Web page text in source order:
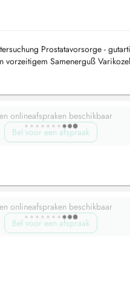
Prostatavorsorge -
vorzeitigem Samenerguß
onlineafspraken beschikbaar
Bel voor een afspraak
onlineafspraken beschikbaar
Bel voor een afspraak